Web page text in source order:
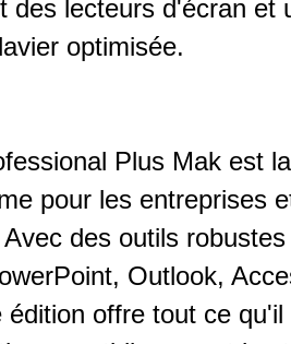
des lecteurs d'écran et
optimisée.
Plus Mak est
pour les entreprises
des outils
Outlook,
édition offre tout ce